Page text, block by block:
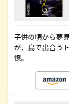
子供の頃から夢
が、島で出合う
憶。